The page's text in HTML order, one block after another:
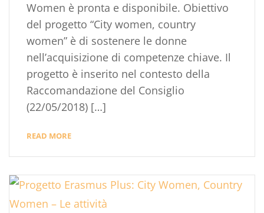
Women è pronta e disponibile. Obiettivo
del progetto “City women, country
women” è di sostenere le donne
nell’acquisizione di competenze chiave. Il
progetto è inserito nel contesto della
Raccomandazione del Consiglio
(22/05/2018) […]
READ MORE